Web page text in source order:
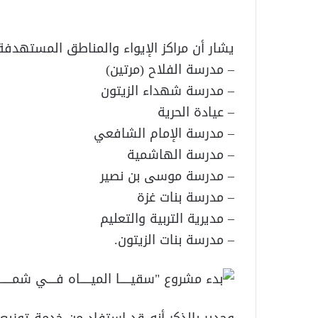
يشار أن مراكز الإيواء والمناطق
– مدرسة الفلاح (مرتين)
– مدرسة شهداء الزيتون
– عيادة الحرية
– مدرسة الإمام الشافعي
– مدرسة الهاشمية
– مدرسة موسى بن نصير
– مدرسة بنات غزة
– مديرية التربية والتعليم
– مدرسة بنات الزيتون.